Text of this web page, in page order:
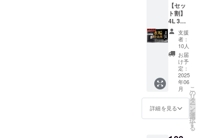
【セッ
ト割】
4L 3本
40%OF
F（限定
30セッ
ト） セ
ンス
アール
「水垢
除去剤
4L」×3
定価
75,000
円（税
込）
支援
者：
10人
お届
け予
定：
2025
年06
月
詳細を見る
こ
の
リ
タ
ー
ン
を
選
択
す
る